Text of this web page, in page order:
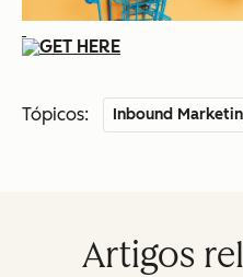
Tópicos: Inbound
Artigos